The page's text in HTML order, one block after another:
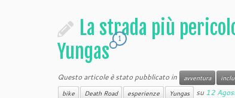
La strada più
Yungas
1
Questo articole è stato pubblicato in avventura
bike Death Road esperienze Yungas su12